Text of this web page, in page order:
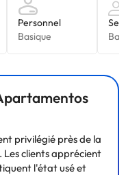
privilégié près de la
Les clients apprécient
l'état usé et